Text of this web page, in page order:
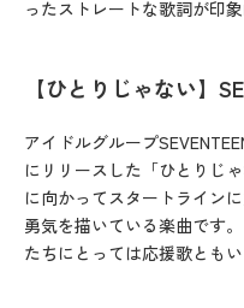
ったストレートな歌詞が印象
【ひとりじゃない】
アイドルグループ
にリリースした「ひとりじ
に向かってスタートライン
勇気を描いている楽曲です
たちにとっては応援歌とも